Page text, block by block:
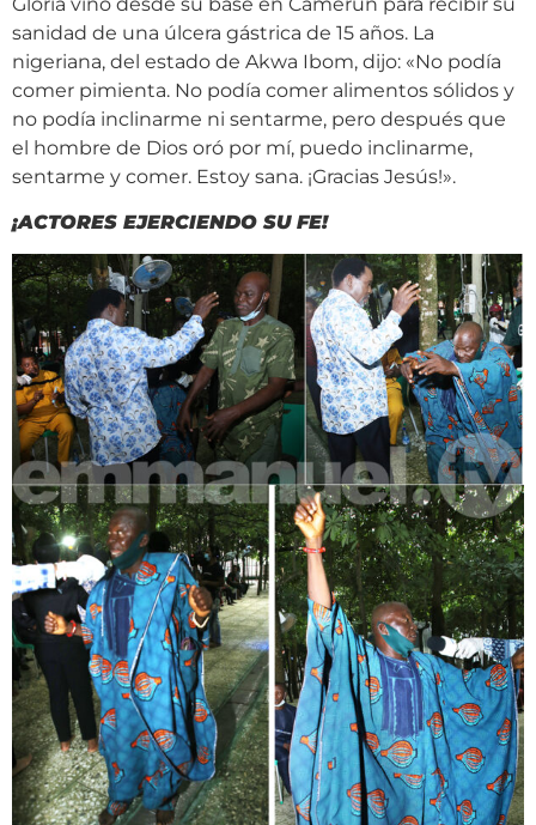
sanidad de una úlcera gástrica de 15 años. La
nigeriana, del estado de Akwa Ibom, dijo: «No podía
comer pimienta. No podía comer alimentos sólidos y
no podía inclinarme ni sentarme, pero después que
el hombre de Dios oró por mí, puedo inclinarme,
sentarme y comer. Estoy sana. ¡Gracias Jesús!».
¡ACTORES EJERCIENDO SU FE!